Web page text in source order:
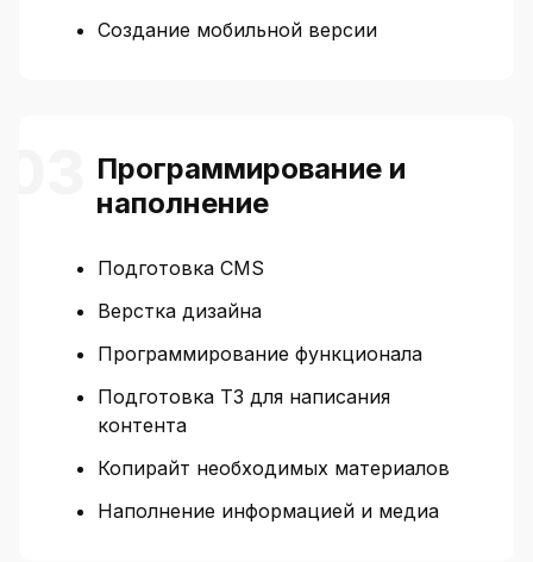
Создание мобильной версии
Программирование и
наполнение
Подготовка CMS
Верстка дизайна
Программирование функционала
Подготовка ТЗ для написания
контента
Копирайт необходимых материалов
Наполнение информацией и медиа